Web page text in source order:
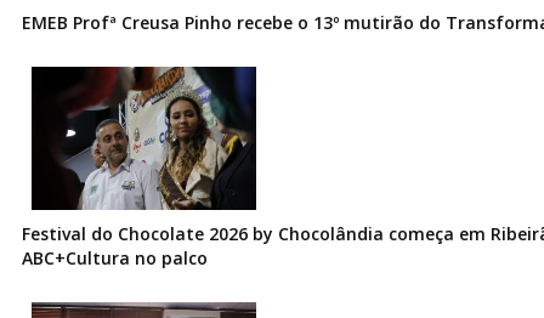
EMEB Profª Creusa Pinho recebe o 13º mutirão do
Festival do Chocolate 2026 by Chocolândia começa em
ABC+Cultura no palco